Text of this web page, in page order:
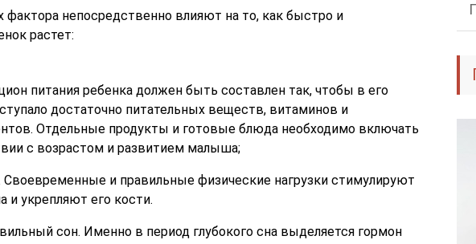
непосредственно влияют на то, как быстро и
растет:
питания ребенка должен быть составлен так, чтобы в его
достаточно питательных веществ, витаминов и
Отдельные продукты и готовые блюда необходимо включать
с возрастом и развитием малыша;
Своевременные и правильные физические нагрузки стимулируют
и укрепляют его кости.
сон. Именно в период глубокого сна выделяется гормон